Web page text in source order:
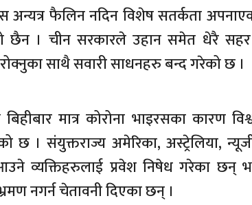
अन्यत्र फैलिन नदिन विशेष सतर्कता
छैन । चीन सरकारले उहान समेत धेरै सहर
साथै सवारी साधनहरु बन्द गरेको छ ।
मात्र कोरोना भाइरसका कारण
। संयुक्तराज्य अमेरिका, अस्ट्रेलिया,
व्यक्तिहरुलाई प्रवेश निषेध गरेका छन्
नगर्न चेतावनी दिएका छन् ।